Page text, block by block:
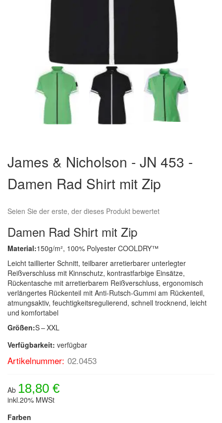
der
Bildergalerie
springen
James & Nicholson - JN 453 -
Damen Rad Shirt mit Zip
Seien Sie der erste, der dieses Produkt bewertet
Damen Rad Shirt mit Zip
Material:150g/m², 100% Polyester COOLDRY™
Leicht taillierter Schnitt, teilbarer arretierbarer unterlegter
Reißverschluss mit Kinnschutz, kontrastfarbige Einsätze,
Rückentasche mit arretierbarem Reißverschluss, ergonomisch
verlängertes Rückenteil mit Anti-Rutsch-Gummi am Rückenteil,
atmungsaktiv, feuchtigkeitsregulierend, schnell trocknend, leicht
und komfortabel
Größen:S – XXL
Verfügbarkeit: verfügbar
Artikelnummer: 02.0453
Ab 18,80 €
inkl.20% MWSt
Farben